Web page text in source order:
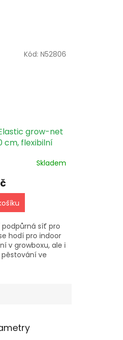
grow-net
cm, flexibilní
Skladem
podpůrná síť pro
hodí pro indoor
v growboxu, ale i
ve
Kód: N52806